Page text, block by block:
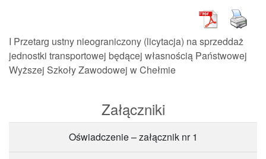
I Przetarg ustny nieograniczony (licytacja) na sprzeddaż
jednostki transportowej będącej własnością Państwowej
Wyższej Szkoły Zawodowej w Chełmie
Załączniki
Oświadczenie – załącznik nr 1